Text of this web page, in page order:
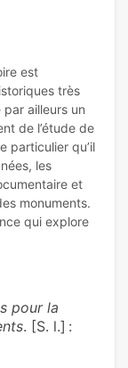
est
très
ailleurs un
de l’étude de
particulier qu’il
les
et
monuments.
qui explore
pour la
. [S. l.] :